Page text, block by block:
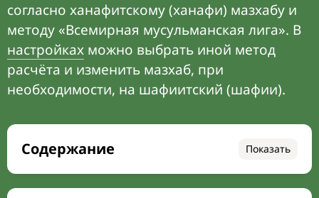
согласно ханафитскому (ханафи) мазхабу и
методу «Всемирная мусульманская лига». В
настройках можно выбрать иной метод
расчёта и изменить мазхаб, при
необходимости, на шафиитский (шафии).
Содержание Показать
Время намаза на сегодня